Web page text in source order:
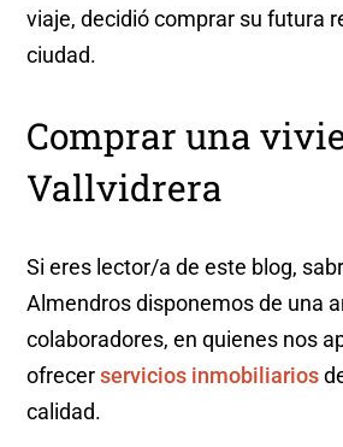
viaje, decidió comprar su futura
ciudad.
Comprar una
Vallvidrera
Si eres lector/a de este blog,
Almendros disponemos de una
colaboradores, en quienes nos
ofrecerservicios inmobiliarios
calidad.